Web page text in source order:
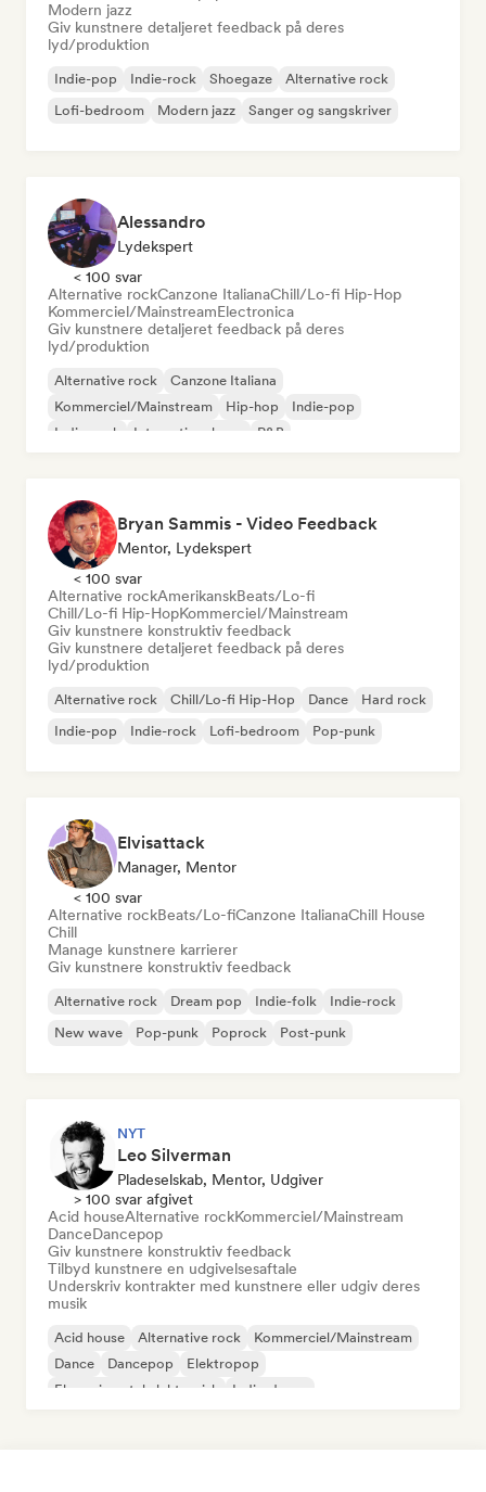
Modern jazz
Giv kunstnere detaljeret feedback på deres
lyd/produktion
Indie-pop Indie-rock Shoegaze
Alternative rock
Lofi-bedroom
Modern jazz Sanger og sangskriver
Alessandro
Lydekspert
< 100 svar
Alternative rockCanzone ItalianaChill/Lo-fi Hip-Hop
Kommerciel/MainstreamElectronica
Giv kunstnere detaljeret feedback på deres
lyd/produktion
Alternative rock
Canzone Italiana
Kommerciel/Mainstream
Hip-hop
Indie-pop
Indie-rock
International pop R&B
Bryan Sammis - Video Feedback
Mentor, Lydekspert
< 100 svar
Alternative rockAmerikanskBeats/Lo-fi
Chill/Lo-fi Hip-HopKommerciel/Mainstream
Giv kunstnere konstruktiv feedback
Giv kunstnere detaljeret feedback på deres
lyd/produktion
Alternative rock Chill/Lo-fi Hip-Hop Dance
Hard rock
Indie-pop
Indie-rock Lofi-bedroom Pop-punk
Elvisattack
Manager, Mentor
< 100 svar
Alternative rockBeats/Lo-fiCanzone ItalianaChill House
Chill
Manage kunstnere karrierer
Giv kunstnere konstruktiv feedback
Alternative rock Dream pop Indie-folk
Indie-rock
New wave
Pop-punk Poprock Post-punk
NYT
Leo Silverman
Pladeselskab, Mentor, Udgiver
> 100 svar afgivet
Acid houseAlternative rockKommerciel/Mainstream
DanceDancepop
Giv kunstnere konstruktiv feedback
Tilbyd kunstnere en udgivelsesaftale
Underskriv kontrakter med kunstnere eller udgiv deres
musik
Acid house Alternative rock
Kommerciel/Mainstream
Dance
Dancepop
Elektropop
Eksperimentel elektronisk
Indie-dance